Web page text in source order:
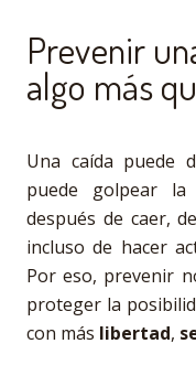
Prevenir
algo más
Una caída puede
puede golpear la
después de caer,
incluso de hacer
Por eso, prevenir
proteger la
con más libertad,